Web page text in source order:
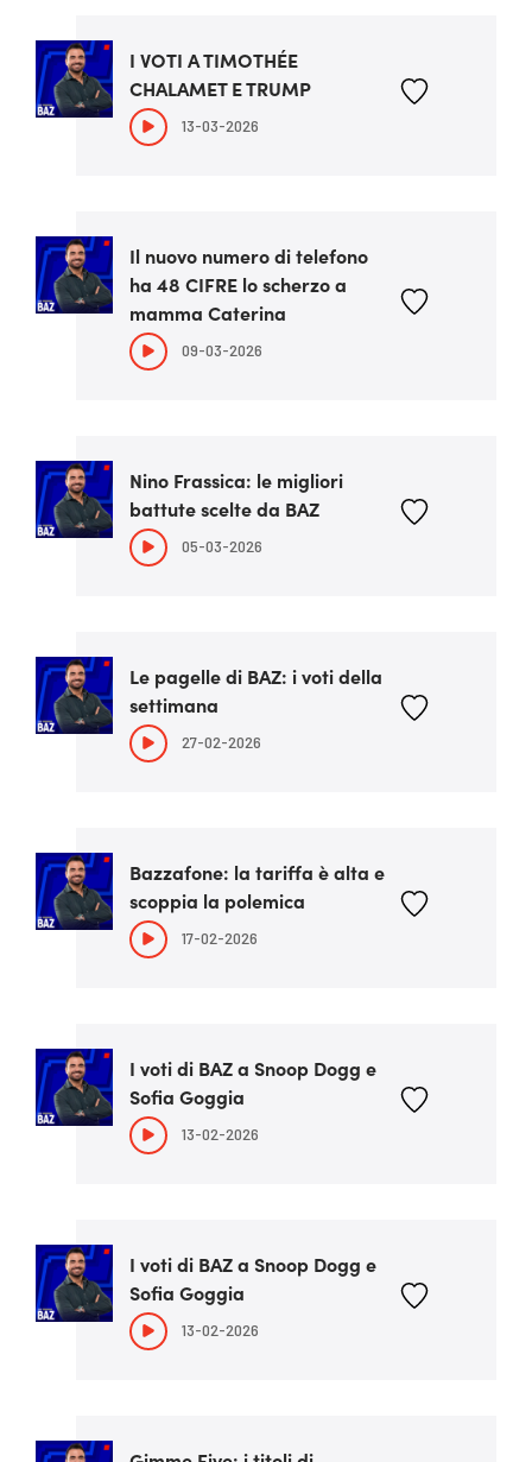
I VOTI A TIMOTHÉE
CHALAMET E TRUMP
13-03-2026
Il nuovo numero di telefono
ha 48 CIFRE lo scherzo a
mamma Caterina
09-03-2026
Nino Frassica: le migliori
battute scelte da BAZ
05-03-2026
Le pagelle di BAZ: i voti della
settimana
27-02-2026
Bazzafone: la tariffa è alta e
scoppia la polemica
17-02-2026
I voti di BAZ a Snoop Dogg e
Sofia Goggia
13-02-2026
I voti di BAZ a Snoop Dogg e
Sofia Goggia
13-02-2026